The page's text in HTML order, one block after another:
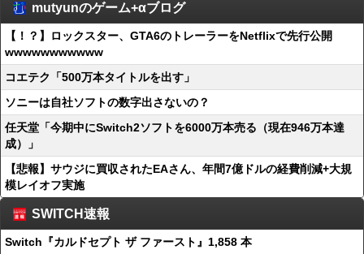
mutyunのゲーム+αブログ
【！？】ロックスター、GTA6のトレーラーをNetflixで先行公開
wwwwwwwwwww
コエテク「500万本タイトルを出す」
ソニーは自社ソフトの数字出さないの？
任天堂「今期中にSwitch2ソフトを6000万本売る（現在946万本達
成）」
【悲報】サウジに買収されたEAさん、年間7億ドルの経費削減+大規
模レイオフ実施
SWITCH速報
Switch『カルドセプト ザ ファースト』1,858 本